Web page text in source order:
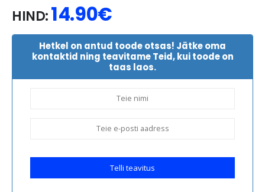
HIND:14.90€
Hetkel on antud toode otsas! Jätke oma
kontaktid ning teavitame Teid, kui toode on
taas laos.
Telli teavitus